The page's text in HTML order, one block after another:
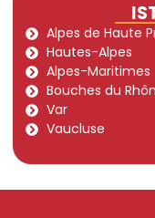
Alpes de Haute
Hautes-Alpes
Alpes-Maritimes
Bouches du
Var
Vaucluse